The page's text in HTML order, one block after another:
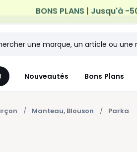
de la livraison à domicile
Nouveautés Bons Plans
Manteau, Blouson Parka